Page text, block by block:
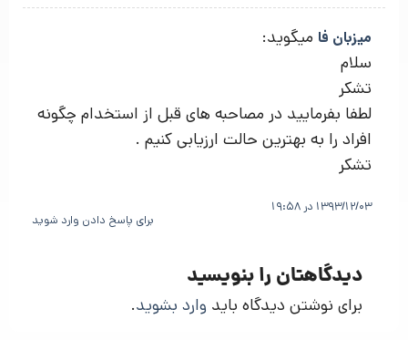
میزبان فا میگوید:
سلام
تشکر
لطفا بفرمایید در مصاحبه های قبل از استخدام چگونه
افراد را به بهترین حالت ارزیابی کنیم .
تشکر
1393/12/03 در 19:58
برای پاسخ دادن وارد شوید
دیدگاهتان را بنویسید
برای نوشتن دیدگاه باید وارد بشوید.